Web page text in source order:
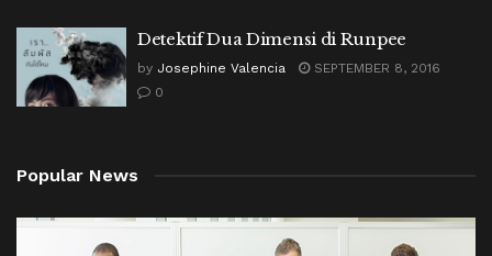
Detektif Dua Dimensi di Runpee
by Josephine Valencia
SEPTEMBER 8, 2016
0
Popular News